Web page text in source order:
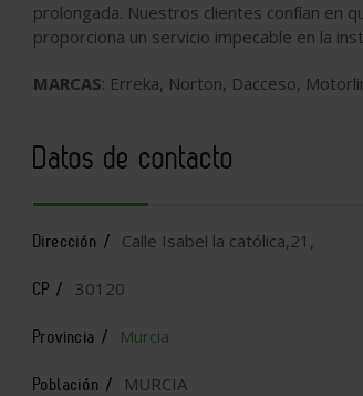
prolongada. Nuestros clientes confían en
proporciona un servicio impecable en la
MARCAS: Erreka, Norton, Dacceso,
Datos de contacto
Dirección / Calle Isabel la católica,21,
CP / 30120
Provincia / Murcia
Población / MURCIA